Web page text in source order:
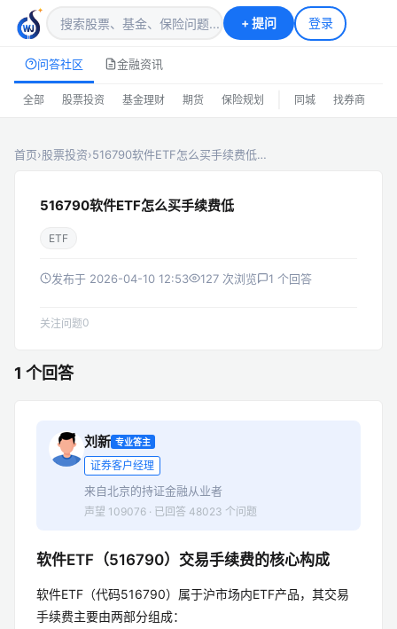
+提问 登录
问答社区 金融资讯
全部 股票投资 基金理财 期货 保险规划 同城 找券商
首页›股票投资›516790软件ETF怎么买手续费低…
516790软件ETF怎么买手续费低
ETF
发布于 2026-04-10 12:53 127 次浏览 1 个回答
关注问题0
1 个回答
刘新 专业答主
证券客户经理
来自北京的持证金融从业者
声望 109076 · 已回答 48023 个问题
软件ETF（516790）交易手续费的核心构成
软件ETF（代码516790）属于沪市场内ETF产品，其交易
手续费主要由两部分组成：